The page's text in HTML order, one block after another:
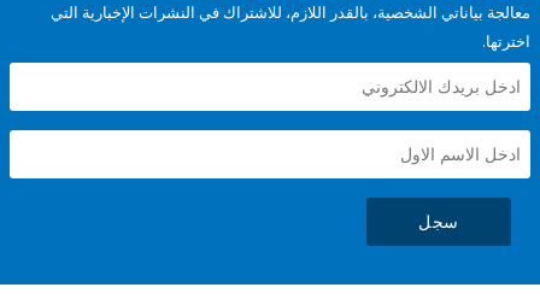
الشخصية، بالقدر اللازم، للاشتراك في النشرات الإخبارية التي